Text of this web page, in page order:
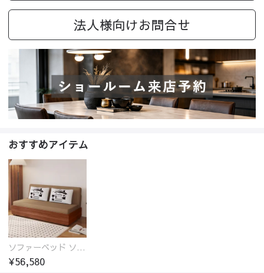
法人様向けお問合せ
おすすめアイテム
ソファーベッド ソファベッド 2人 3人掛け 「幅100～180cm」ソファー ソファーベッド 1人掛け 2人掛け 3人掛け 収納付き 北欧 コンパクト-fsx-1005
¥56,580